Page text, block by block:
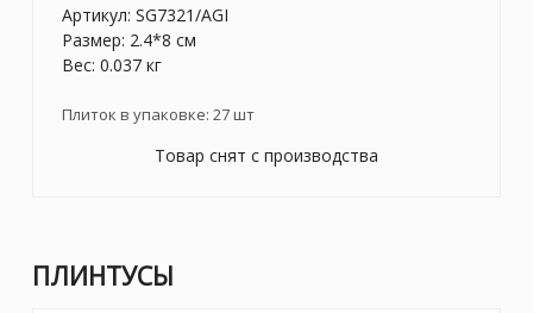
Артикул: SG7321/AGI
Размер: 2.4*8 см
Вес: 0.037 кг
Плиток в упаковке: 27шт
Товар снят с производства
ПЛИНТУСЫ